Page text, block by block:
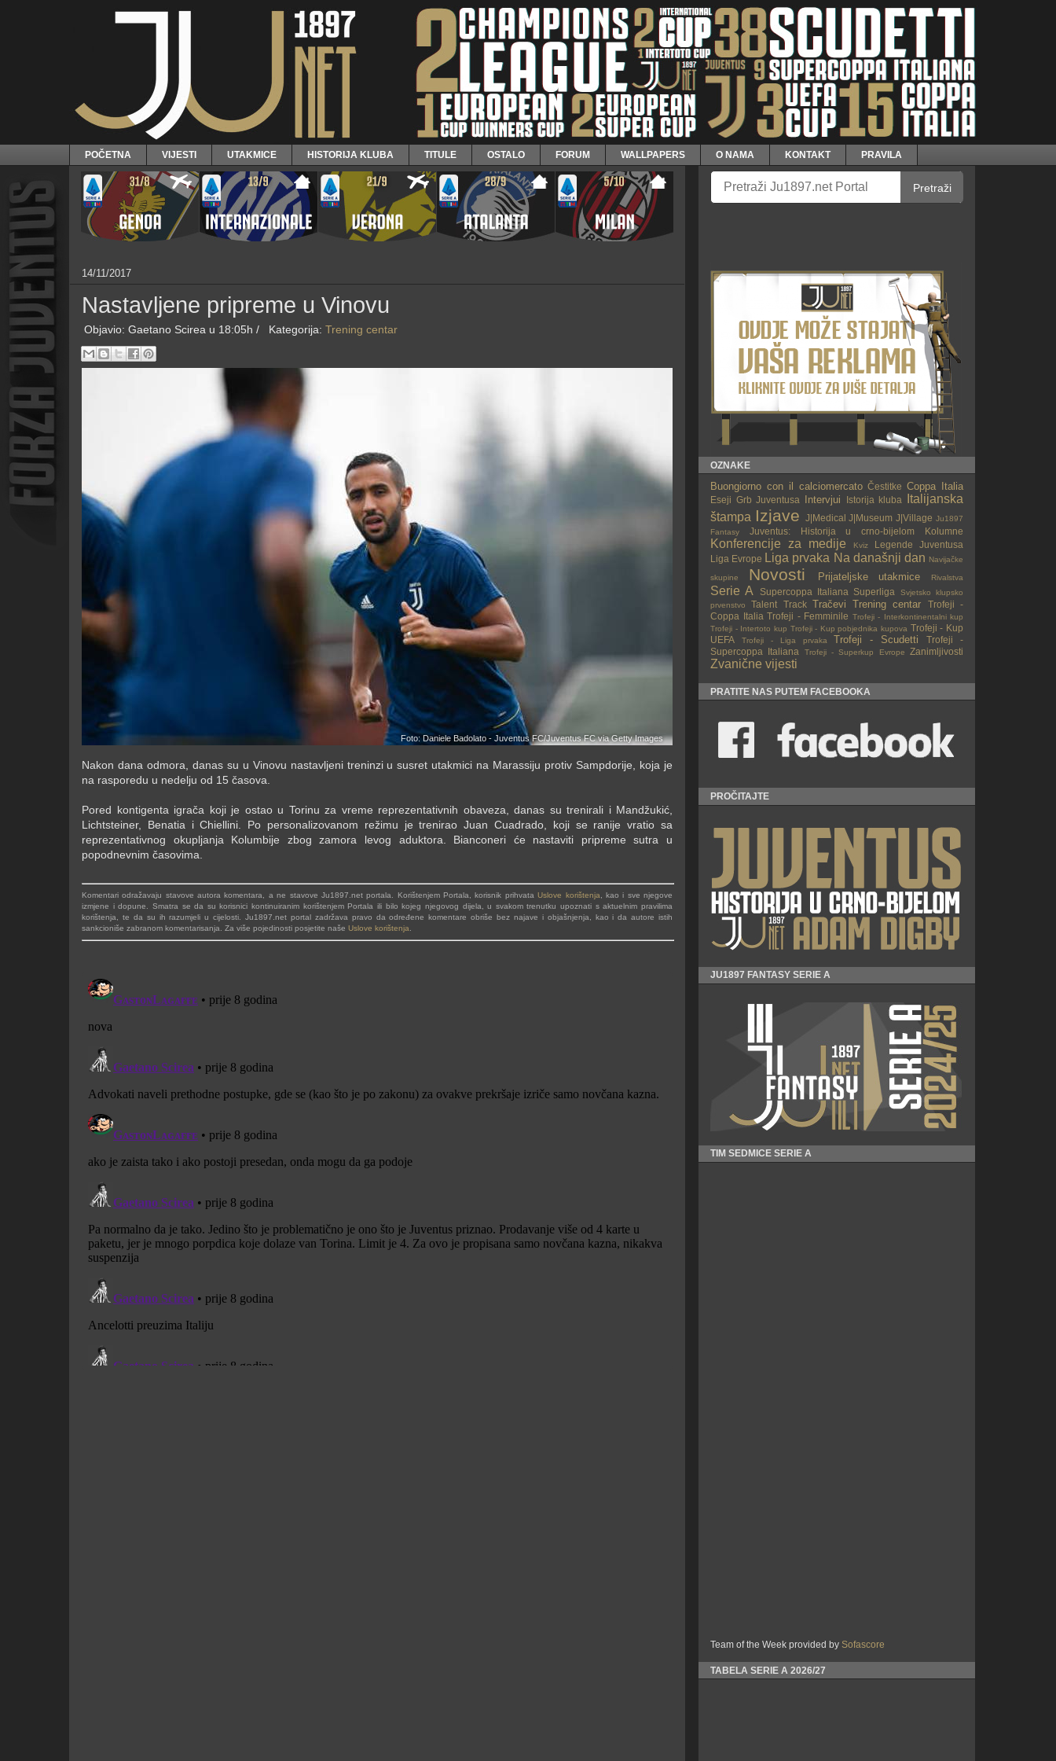
POČETNA VIJESTI UTAKMICE HISTORIJA KLUBA TITULE OSTALO FORUM WALLPAPERS O NAMA KONTAKT PRAVILA
14/11/2017
Nastavljene pripreme u Vinovu
Objavio: Gaetano Scirea u 18:05h / Kategorija: Trening centar
Foto: Daniele Badolato - Juventus FC/Juventus FC via Getty Images
Nakon dana odmora, danas su u Vinovu nastavljeni treninzi u susret utakmici na Marassiju protiv Sampdorije, koja je
na rasporedu u nedelju od 15 časova.
Pored kontigenta igrača koji je ostao u Torinu za vreme reprezentativnih obaveza, danas su trenirali i Mandžukić,
Lichtsteiner, Benatia i Chiellini. Po personalizovanom režimu je trenirao Juan Cuadrado, koji se ranije vratio sa
reprezentativnog okupljanja Kolumbije zbog zamora levog aduktora. Bianconeri će nastaviti pripreme sutra u
popodnevnim časovima.
Komentari odražavaju stavove autora komentara, a ne stavove Ju1897.net portala. Korištenjem Portala, korisnik prihvataUslove korištenja , kao i sve njegove
izmjene i dopune. Smatra se da su korisnici kontinuiranim korištenjem Portala ili bilo kojeg njegovog dijela, u svakom trenutku upoznati s aktuelnim pravilima
korištenja, te da su ih razumjeli u cijelosti. Ju1897.net portal zadržava pravo da određene komentare obriše bez najave i objašnjenja, kao i da autore istih
sankcioniše zabranom komentarisanja. Za više pojedinosti posjetite naše Uslove korištenja
Pretraži
OZNAKE
Buongiorno con il calciomercato Čestitke Coppa Italia
Eseji Grb Juventusa Intervjui Istorija kluba
Italijanska
štampa Izjave J|Medical J|Museum J|Village Ju1897
Fantasy
Juventus: Historija u crno-bijelom Kolumne
Konferencije za medije Kviz
Legende Juventusa
Liga Evrope Liga prvaka Na današnji dan Navijačke
skupine Novosti Prijateljske utakmice Rivalstva
Serie A Supercoppa Italiana Superliga
Svjetsko klupsko
prvenstvo
Talent Track Tračevi Trening centar
Trofeji -
Coppa Italia Trofeji - Femminile Trofeji - Interkontinentalni kup
Trofeji - Intertoto kup Trofeji - Kup pobjednika kupova Trofeji - Kup
UEFA
Trofeji - Liga prvaka Trofeji - Scudetti
Trofeji -
Supercoppa Italiana
Trofeji - Superkup Evrope Zanimljivosti
Zvanične vijesti
PRATITE NAS PUTEM FACEBOOKA
PROČITAJTE
JU1897 FANTASY SERIE A
TIM SEDMICE SERIE A
Team of the Week provided by Sofascore
TABELA SERIE A 2026/27